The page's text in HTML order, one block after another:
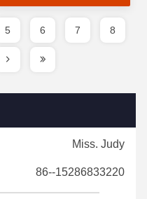
5 6 7 8
Miss. Judy
86--15286833220